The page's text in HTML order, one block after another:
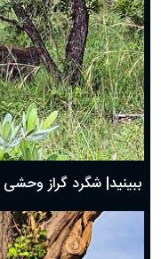
ببینید| شگرد گراز